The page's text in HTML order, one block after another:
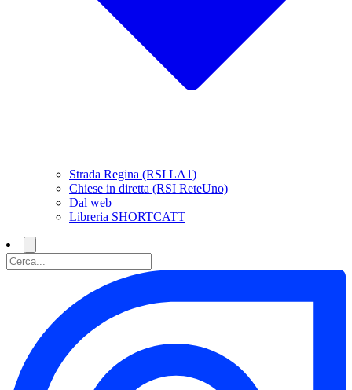
Strada Regina (RSI LA1)
Chiese in diretta (RSI ReteUno)
Dal web
Libreria SHORTCATT